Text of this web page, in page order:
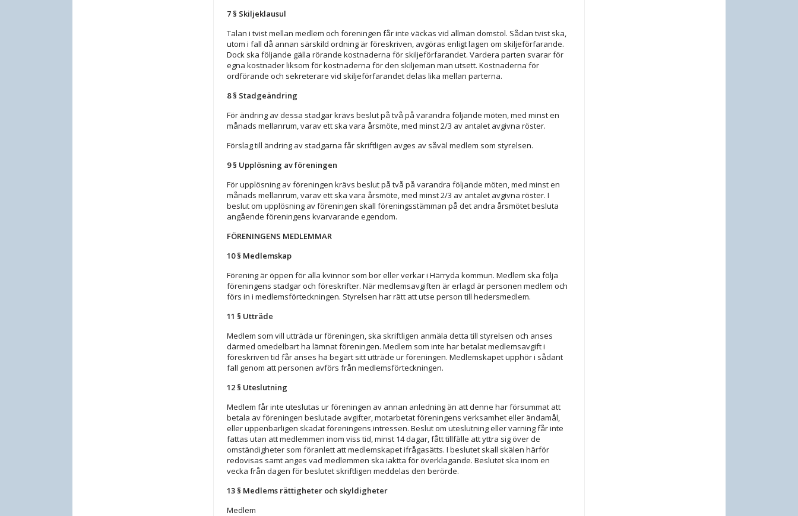
7 § Skiljeklausul
Talan i tvist mellan medlem och föreningen får inte väckas vid allmän domstol. Sådan tvist ska,
utom i fall då annan särskild ordning är föreskriven, avgöras enligt lagen om skiljeförfarande.
Dock ska följande gälla rörande kostnaderna för skiljeförfarandet. Vardera parten svarar för
egna kostnader liksom för kostnaderna för den skiljeman man utsett. Kostnaderna för
ordförande och sekreterare vid skiljeförfarandet delas lika mellan parterna.
8 § Stadgeändring
För ändring av dessa stadgar krävs beslut på två på varandra följande möten, med minst en
månads mellanrum, varav ett ska vara årsmöte, med minst 2/3 av antalet avgivna röster.
Förslag till ändring av stadgarna får skriftligen avges av såväl medlem som styrelsen.
9 § Upplösning av föreningen
För upplösning av föreningen krävs beslut på två på varandra följande möten, med minst en
månads mellanrum, varav ett ska vara årsmöte, med minst 2/3 av antalet avgivna röster. I
beslut om upplösning av föreningen skall föreningsstämman på det andra årsmötet besluta
angående föreningens kvarvarande egendom.
FÖRENINGENS MEDLEMMAR
10 § Medlemskap
Förening är öppen för alla kvinnor som bor eller verkar i Härryda kommun. Medlem ska följa
föreningens stadgar och föreskrifter. När medlemsavgiften är erlagd är personen medlem och
förs in i medlemsförteckningen. Styrelsen har rätt att utse person till hedersmedlem.
11 § Utträde
Medlem som vill utträda ur föreningen, ska skriftligen anmäla detta till styrelsen och anses
därmed omedelbart ha lämnat föreningen. Medlem som inte har betalat medlemsavgift i
föreskriven tid får anses ha begärt sitt utträde ur föreningen. Medlemskapet upphör i sådant
fall genom att personen avförs från medlemsförteckningen.
12 § Uteslutning
Medlem får inte uteslutas ur föreningen av annan anledning än att denne har försummat att
betala av föreningen beslutade avgifter, motarbetat föreningens verksamhet eller ändamål,
eller uppenbarligen skadat föreningens intressen. Beslut om uteslutning eller varning får inte
fattas utan att medlemmen inom viss tid, minst 14 dagar, fått tillfälle att yttra sig över de
omständigheter som föranlett att medlemskapet ifrågasätts. I beslutet skall skälen härför
redovisas samt anges vad medlemmen ska iaktta för överklagande. Beslutet ska inom en
vecka från dagen för beslutet skriftligen meddelas den berörde.
13 § Medlems rättigheter och skyldigheter
Medlem